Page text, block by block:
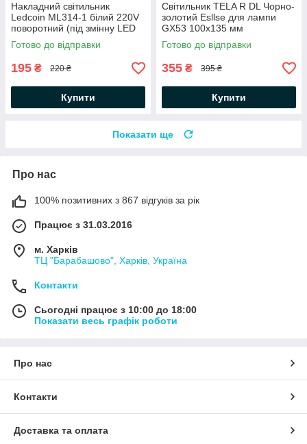
Накладний світильник
Ledcoin ML314-1 білий 220V
поворотний (під змінну LED
лампу GU10) Ø54x133мм
Готово до відправки
195 ₴ 220 ₴
Купити
Світильник TELA R DL Чорно-
золотий Esllse для лампи
GX53 100x135 мм
Готово до відправки
355 ₴ 395 ₴
Купити
Показати ще
Про нас
100% позитивних з 867 відгуків за рік
Працює з 31.03.2016
м. Харків
ТЦ "Барабашово", Харків, Україна
Контакти
Сьогодні працює з 10:00 до 18:00
Показати весь графік роботи
Про нас
Контакти
Доставка та оплата